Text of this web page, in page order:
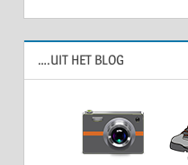
….UIT HET BLOG